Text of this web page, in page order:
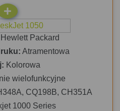
Hewlett Packard
Atramentowa
Kolorowa
wielofunkcyjne
CQ198B, CH351A
1000 Series